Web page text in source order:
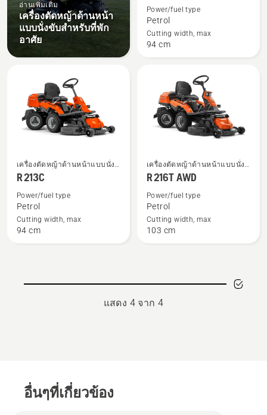
อ่านเพิ่มเติม
เครื่องตัดหญ้าด้านหน้า
แบบนั่งขับสำหรับที่พัก
อาศัย
เพิ่ม
เติม
เกี่ยว
Power/fuel type
Petrol
Cutting width, max
94 cm
ราย
เพิ่ม
เติม
เกี่ยว
เครื่องตัดหญ้าด้านหน้าแบบนั่ง
ขับสำหรับที่พักอาศัย
R 213C
Power/fuel type
Petrol
Cutting width, max
94 cm
ราย
เพิ่ม
เติม
เกี่ยว
เครื่องตัดหญ้าด้านหน้าแบบนั่ง
ขับสำหรับที่พักอาศัย
R 216T AWD
Power/fuel type
Petrol
Cutting width, max
103 cm
แสดง 4 จาก 4
อื่นๆที่เกี่ยวข้อง